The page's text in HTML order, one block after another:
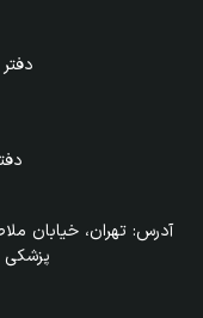
دفتر
دفتر
آدرس: تهران، خیابان
پزشکی